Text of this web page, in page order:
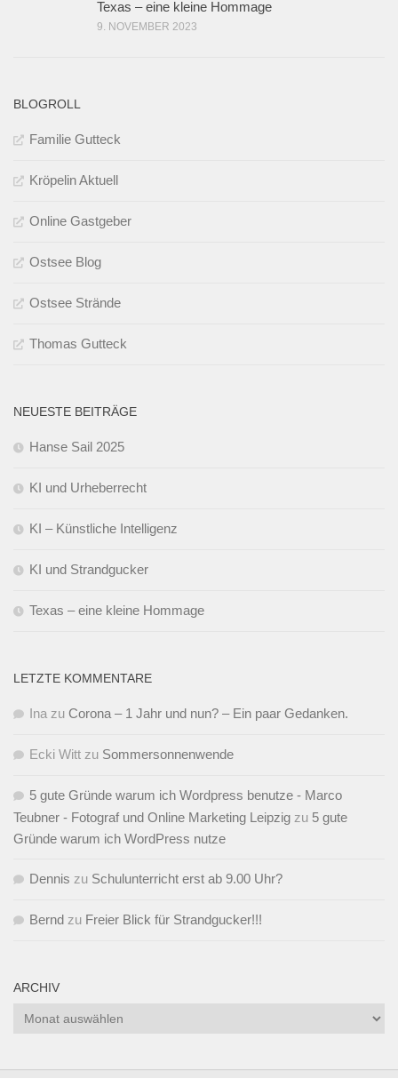
Texas – eine kleine Hommage
9. NOVEMBER 2023
BLOGROLL
Familie Gutteck
Kröpelin Aktuell
Online Gastgeber
Ostsee Blog
Ostsee Strände
Thomas Gutteck
NEUESTE BEITRÄGE
Hanse Sail 2025
KI und Urheberrecht
KI – Künstliche Intelligenz
KI und Strandgucker
Texas – eine kleine Hommage
LETZTE KOMMENTARE
Ina zu Corona – 1 Jahr und nun? – Ein paar Gedanken.
Ecki Witt zu Sommersonnenwende
5 gute Gründe warum ich Wordpress benutze - Marco
Teubner - Fotograf und Online Marketing Leipzig zu 5 gute
Gründe warum ich WordPress nutze
Dennis zu Schulunterricht erst ab 9.00 Uhr?
Bernd zu Freier Blick für Strandgucker!!!
ARCHIV
Archiv